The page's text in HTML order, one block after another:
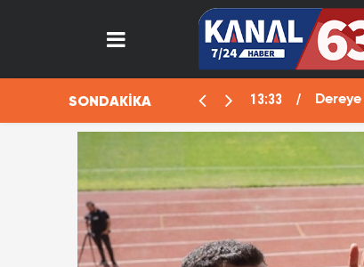
SONDAKİKA
planı deşifre oldu 13:29